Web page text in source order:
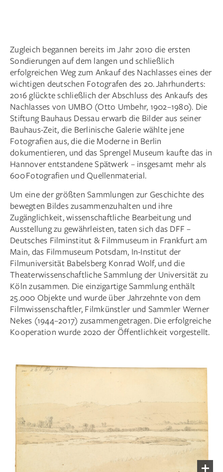
Zugleich begannen bereits im Jahr 2010 die ersten
Sondierungen auf dem langen und schließlich
erfolgreichen Weg zum Ankauf des Nachlasses eines der
wichtigen deutschen Fotografen des 20. Jahrhunderts:
2016 glückte schließlich der Abschluss des Ankaufs des
Nachlasses von UMBO (Otto Umbehr, 1902–1980). Die
Stiftung Bauhaus Dessau erwarb die Bilder aus seiner
Bauhaus-Zeit, die Berlinische Galerie wählte jene
Fotografien aus, die die Moderne in Berlin
dokumentieren, und das Sprengel Museum kaufte das in
Hannover entstandene Spätwerk – insgesamt mehr als
600 Fotografien und Quellenmaterial.
Um eine der größten Sammlungen zur Geschichte des
bewegten Bildes zusammenzuhalten und ihre
Zugänglichkeit, wissenschaftliche Bearbeitung und
Ausstellung zu gewährleisten, taten sich das DFF –
Deutsches Filminstitut & Filmmuseum in Frankfurt am
Main, das Filmmuseum Potsdam, In-Institut der
Filmuniversität Babelsberg Konrad Wolf, und die
Theaterwissenschaftliche Sammlung der Universität zu
Köln zusammen. Die einzigartige Sammlung enthält
25.000 Objekte und wurde über Jahrzehnte von dem
Filmwissenschaftler, Filmkünstler und Sammler Werner
Nekes (1944–2017) zusammengetragen. Die erfolgreiche
Kooperation wurde 2020 der Öffentlichkeit vorgestellt.